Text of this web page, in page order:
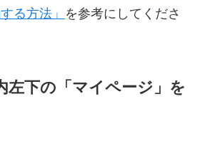
る方法」 を参考にしてくださ
左下の「マイページ」を